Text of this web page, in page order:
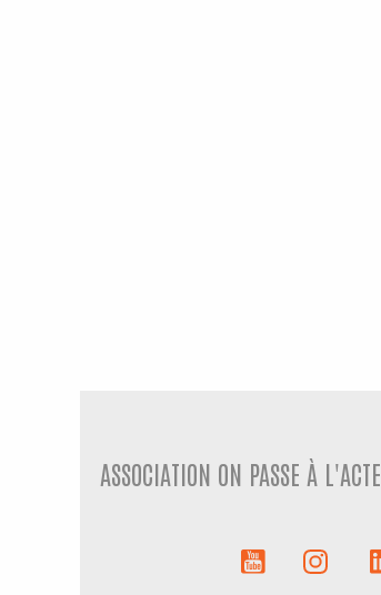
ASSOCIATION ON PASSE À L'ACTE